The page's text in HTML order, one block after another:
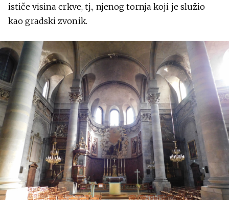
ističe visina crkve, tj., njenog tornja koji je služio
kao gradski zvonik.